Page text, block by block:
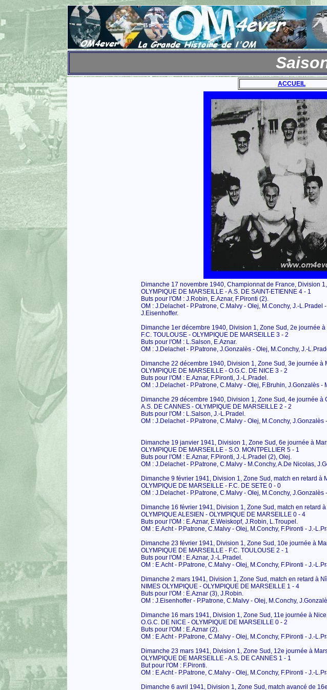
ACCUEIL
Dimanche 17 novembre 1940, Championnat de France, Division
OLYMPIQUE DE MARSEILLE - A.S. DE SAINT-ETIENNE 4 - 1
Buts pour l'OM : J.Robin, E.Aznar, F.Pironti (2).
OM : J.Delachet - P.Patrone, C.Malvy - Olej, M.Conchy, J.-
J.Eisenhoffer.
Dimanche 1er décembre 1940, Division 1, Zone Sud, 2e journée
F.C. TOULOUSE - OLYMPIQUE DE MARSEILLE 3 - 2
Buts pour l'OM : L.Salson, E.Aznar.
OM : J.Delachet - P.Patrone, J.Gonzalès - Olej, M.Conchy, J.-
Dimanche 22 décembre 1940, Division 1, Zone Sud, 3e journée à
OLYMPIQUE DE MARSEILLE - O.G.C. DE NICE 3 - 2
Buts pour l'OM : E.Aznar, F.Pironti, J.-L.Pradel.
OM : J.Delachet - P.Patrone, C.Malvy - Olej, F.Bruhin, J.Gonzalès
Dimanche 29 décembre 1940, Division 1, Zone Sud, 4e journée à
A.S. DE CANNES - OLYMPIQUE DE MARSEILLE 2 - 2
Buts pour l'OM : L.Salson, J.-L.Pradel.
OM : J.Delachet - P.Patrone, C.Malvy - Olej, M.Conchy,
Dimanche 19 janvier 1941, Division 1, Zone Sud, 6e journée à
OLYMPIQUE DE MARSEILLE - S.O. MONTPELLIER 5 - 1
Buts pour l'OM : E.Aznar, F.Pironti, J.-L.Pradel (2), Olej.
OM : J.Delachet - P.Patrone, C.Malvy - M.Conchy, A.De Nicolas,
Dimanche 9 février 1941, Division 1, Zone Sud, match en retard à
OLYMPIQUE DE MARSEILLE - F.C. DE SETE 0 - 0
OM : J.Delachet - P.Patrone, C.Malvy - Olej, M.Conchy,
Dimanche 16 février 1941, Division 1, Zone Sud, match en retard à
OLYMPIQUE ALESIEN - OLYMPIQUE DE MARSEILLE 0 - 4
Buts pour l'OM : E.Aznar, E.Weiskopf, J.Robin, L.Troupel.
OM : E.Acht - P.Patrone, C.Malvy - Olej, M.Conchy, F.Pironti - J.-
Dimanche 23 février 1941, Division 1, Zone Sud, 10e journée à
OLYMPIQUE DE MARSEILLE - F.C. TOULOUSE 2 - 1
Buts pour l'OM : E.Aznar, J.-L.Pradel.
OM : E.Acht - P.Patrone, C.Malvy - Olej, M.Conchy, F.Pironti - J.-
Dimanche 2 mars 1941, Division 1, Zone Sud, match en retard à
NIMES OLYMPIQUE - OLYMPIQUE DE MARSEILLE 1 - 4
Buts pour l'OM : E.Aznar (3), J.Robin.
OM : J.Eisenhoffer - P.Patrone, C.Malvy - Olej, M.Conchy,
Dimanche 16 mars 1941, Division 1, Zone Sud, 11e journée à
O.G.C. DE NICE - OLYMPIQUE DE MARSEILLE 0 - 2
Buts pour l'OM : E.Aznar (2).
OM : E.Acht - P.Patrone, C.Malvy - Olej, M.Conchy, F.Pironti - J.-
Dimanche 23 mars 1941, Division 1, Zone Sud, 12e journée à
OLYMPIQUE DE MARSEILLE - A.S. DE CANNES 1 - 1
But pour l'OM : F.Pironti.
OM : E.Acht - P.Patrone, C.Malvy - Olej, M.Conchy, F.Pironti - J.-
Dimanche 6 avril 1941, Division 1, Zone Sud, match avancé de